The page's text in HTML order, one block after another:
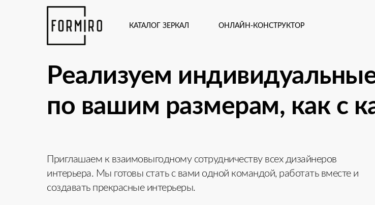
КАТАЛОГ ЗЕРКАЛ ОНЛАЙН-КОНСТРУКТОР
Реализуем
по вашим размерам, как с
Приглашаем к взаимовыгодному сотрудничеству всех дизайнеров
интерьера. Мы готовы стать с вами одной командой, работать вместе и
создавать прекрасные интерьеры.